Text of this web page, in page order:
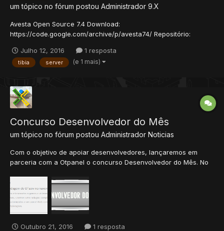
um tópico no fórum postou Administrador 9.X
Avesta Open Source 7.4 Download:
https://code.google.com/archive/p/avesta74/ Repositório:
Protocolo original é 7.4 For 7.6 compile with definition
PROTOCOL_76 For 7.7 compile with definition PROTOCOL_77
Julho 12, 2016 1 resposta
tibia server (e 1 mais)
Concurso Desenvolvedor do Mês
um tópico no fórum postou Administrador Noticias
Com o objetivo de apoiar desenvolvedores, lançaremos em
parceria com a Otpanel o concurso Desenvolvedor do Mês. No
interessados deverão aprimorar esta versão dentro do prazo,
com base em critérios pré-estipulados. Todo mês, o vencedor
de cada ediçã...
Outubro 21, 2016 1 resposta